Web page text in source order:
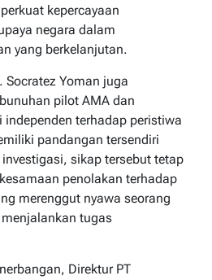
kepercayaan
negara dalam
yang berkelanjutan.
Socratez Yoman juga
pilot AMA dan
terhadap peristiwa
pandangan tersendiri
sikap tersebut tetap
penolakan terhadap
merenggut nyawa seorang
tugas
Direktur PT